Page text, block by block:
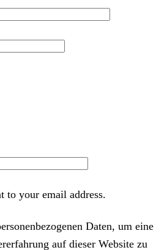
to your email address.
Daten, um eine
auf dieser Website zu